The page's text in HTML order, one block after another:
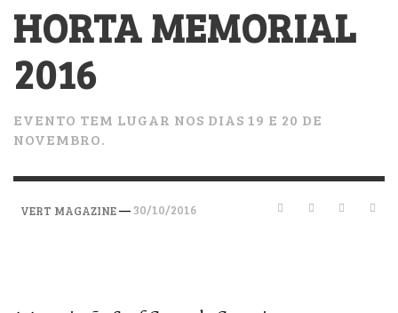
HORTA MEMORIAL
2016
EVENTO TEM LUGAR NOS DIAS 19 E 20 DE
NOVEMBRO.
VERT MAGAZINE— 30/10/2016